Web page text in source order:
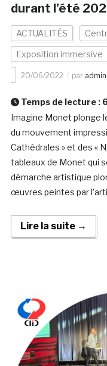
durant l’été
ACTUALITÉS
Exposition immersive
20/06/2022 par admin
Temps de lecture :
Imagine Monet plonge
du mouvement
Cathédrales » et des «
tableaux de Monet qui
démarche artistique
œuvres peintes par
Lire la suite →